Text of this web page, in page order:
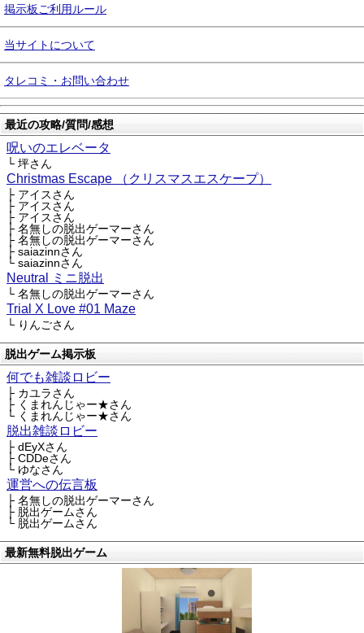
掲示板ご利用ルール
当サイトについて
タレコミ・お問い合わせ
最近の攻略/質問/感想
呪いのエレベータ
└ 坪さん
Christmas Escape （クリスマスエスケープ）
├ アイスさん
├ アイスさん
├ アイスさん
├ 名無しの脱出ゲーマーさん
├ 名無しの脱出ゲーマーさん
├ saiazinnさん
└ saiazinnさん
Neutral ミニ脱出
└ 名無しの脱出ゲーマーさん
Trial X Love #01 Maze
└ りんごさん
脱出ゲーム掲示板
何でも雑談ロビー
├ カユラさん
├ くまれんじゃー★さん
└ くまれんじゃー★さん
脱出雑談ロビー
├ dEyXさん
├ CDDeさん
└ ゆなさん
運営への伝言板
├ 名無しの脱出ゲーマーさん
├ 脱出ゲームさん
└ 脱出ゲームさん
最新無料脱出ゲーム